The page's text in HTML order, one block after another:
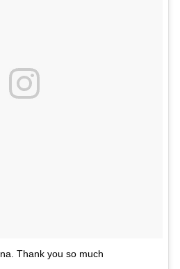
Thank you so much